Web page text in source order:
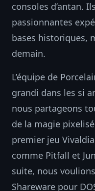
consoles d’antan.
passionnantes
bases historiques,
demain.
L’équipe de
grandi dans les si
nous partageons
de la magie
premier jeu
comme Pitfall et
suite, nous
Shareware pour